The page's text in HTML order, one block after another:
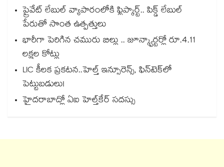
ప్రైవేట్ లేబుల్ వ్యాపారంలోకి ఫ్లిప్కార్ట్.. పిక్డ్ లేబుల్
పేరుతో సొంత ఉత్పత్తులు
భారీగా పెరిగిన చమురు బిల్లు .. జూన్క్వార్టర్లో రూ.4.11
లక్షల కోట్లు
LIC కీలక ప్రకటన..హెల్త్ ఇన్సూరెన్స్, ఫిన్‌టెక్‌లో
పెట్టుబడులు!
హైదరాబాద్లో ఏఐ హెల్త్‌‌‌‌‌‌‌‌‌‌‌‌‌‌‌‌‌‌‌‌‌‌‌‌‌‌‌‌‌‌‌‌కేర్ సదస్సు